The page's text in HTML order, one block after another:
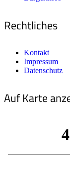
Rechtliches
Kontakt
Impressum
Datenschutz
Auf Karte